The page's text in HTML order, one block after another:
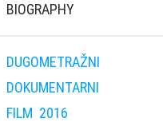
BIOGRAPHY
DUGOMETRAŽNI
DOKUMENTARNI
FILM 2016